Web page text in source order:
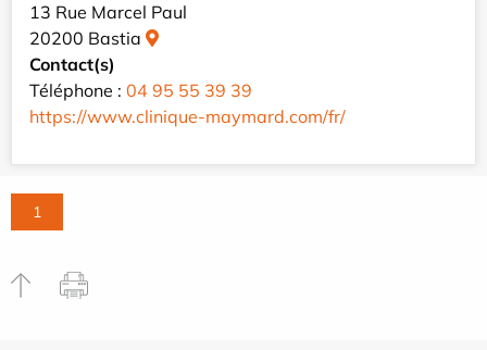
13 Rue Marcel Paul
20200 Bastia
Contact(s)
Téléphone : 04 95 55 39 39
https://www.clinique-maymard.com/fr/
1